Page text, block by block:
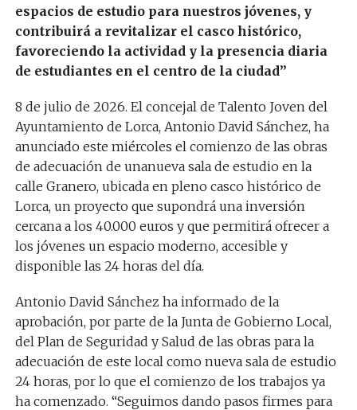
espacios de estudio para nuestros jóvenes, y
contribuirá a revitalizar el casco histórico,
favoreciendo la actividad y la presencia diaria
de estudiantes en el centro de la ciudad”
8 de julio de 2026. El concejal de Talento Joven del
Ayuntamiento de Lorca, Antonio David Sánchez, ha
anunciado este miércoles el comienzo de las obras
de adecuación de unanueva sala de estudio en la
calle Granero, ubicada en pleno casco histórico de
Lorca, un proyecto que supondrá una inversión
cercana a los 40.000 euros y que permitirá ofrecer a
los jóvenes un espacio moderno, accesible y
disponible las 24 horas del día.
Antonio David Sánchez ha informado de la
aprobación, por parte de la Junta de Gobierno Local,
del Plan de Seguridad y Salud de las obras para la
adecuación de este local como nueva sala de estudio
24 horas, por lo que el comienzo de los trabajos ya
ha comenzado. “Seguimos dando pasos firmes para